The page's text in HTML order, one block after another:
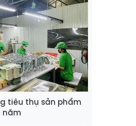
tiêu thụ sản phẩm
năm